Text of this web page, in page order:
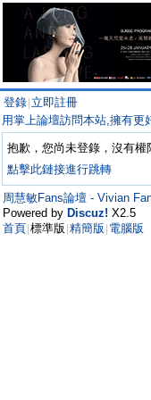
登錄 立即註冊
用掌上論壇訪問本站,擁有更
抱歉，您尚未登錄，沒有權
點擊此鏈接進行跳轉
周慧敏Fans論壇 - Vivian
Powered by Discuz! X2.5
首頁 標準版 精簡版 電腦版